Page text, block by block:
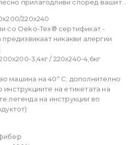
прилагодливи според вашите
се со различна
е со 200g/m²и е соодветен за
е со 300g/m²и одговара за
добивате топол јорган за
220x240
со Oeko-Tex® сертификат -
предизвикаат никакви алергии
3,4кг / 220х240-4,6кг
машина на 40º C; дополнително
на етикетата на
легенда на инструкции во